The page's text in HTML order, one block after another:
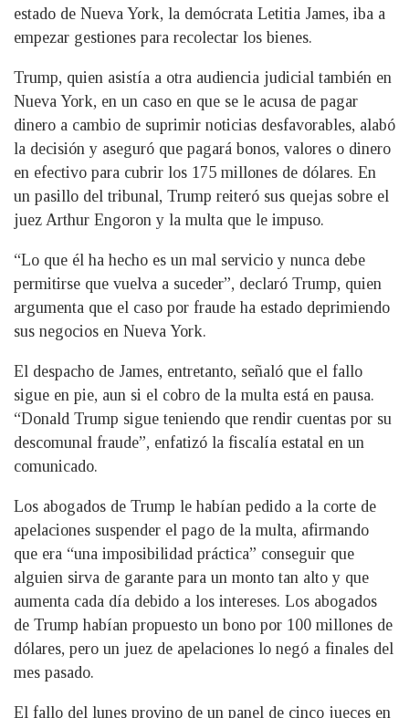
estado de Nueva York, la demócrata Letitia James, iba a
empezar gestiones para recolectar los bienes.
Trump, quien asistía a otra audiencia judicial también en
Nueva York, en un caso en que se le acusa de pagar
dinero a cambio de suprimir noticias desfavorables, alabó
la decisión y aseguró que pagará bonos, valores o dinero
en efectivo para cubrir los 175 millones de dólares. En
un pasillo del tribunal, Trump reiteró sus quejas sobre el
juez Arthur Engoron y la multa que le impuso.
“Lo que él ha hecho es un mal servicio y nunca debe
permitirse que vuelva a suceder”, declaró Trump, quien
argumenta que el caso por fraude ha estado deprimiendo
sus negocios en Nueva York.
El despacho de James, entretanto, señaló que el fallo
sigue en pie, aun si el cobro de la multa está en pausa.
“Donald Trump sigue teniendo que rendir cuentas por su
descomunal fraude”, enfatizó la fiscalía estatal en un
comunicado.
Los abogados de Trump le habían pedido a la corte de
apelaciones suspender el pago de la multa, afirmando
que era “una imposibilidad práctica” conseguir que
alguien sirva de garante para un monto tan alto y que
aumenta cada día debido a los intereses. Los abogados
de Trump habían propuesto un bono por 100 millones de
dólares, pero un juez de apelaciones lo negó a finales del
mes pasado.
El fallo del lunes provino de un panel de cinco jueces en